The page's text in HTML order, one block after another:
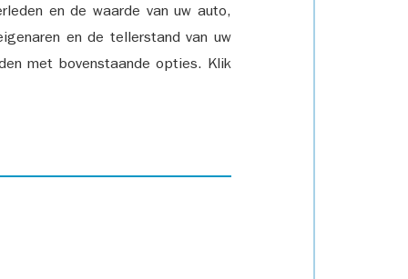
en de waarde van uw auto,
en de tellerstand van uw
met bovenstaande opties. Klik